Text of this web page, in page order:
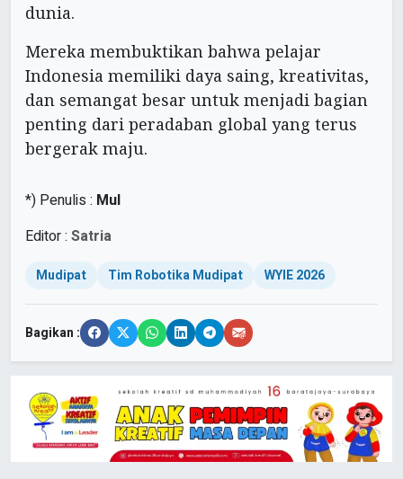
dunia.
Mereka membuktikan bahwa pelajar
Indonesia memiliki daya saing, kreativitas,
dan semangat besar untuk menjadi bagian
penting dari peradaban global yang terus
bergerak maju.
*) Penulis : Mul
Editor : Satria
Mudipat Tim Robotika Mudipat WYIE 2026
Bagikan :